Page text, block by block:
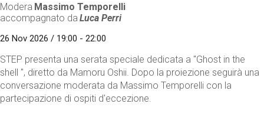
Modera Massimo Temporelli
accompagnato da Luca Perri
26 Nov 2026 / 19:00 - 22:00
STEP presenta una serata speciale dedicata a "Ghost in the
shell ", diretto da Mamoru Oshii. Dopo la proiezione seguirà una
conversazione moderata da Massimo Temporelli con la
partecipazione di ospiti d'eccezione.